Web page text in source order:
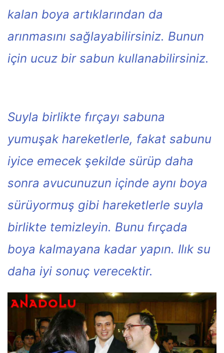
kalan boya artıklarından da
arınmasını sağlayabilirsiniz. Bunun
için ucuz bir sabun kullanabilirsiniz.
Suyla birlikte fırçayı sabuna
yumuşak hareketlerle, fakat sabunu
iyice emecek şekilde sürüp daha
sonra avucunuzun içinde aynı boya
sürüyormuş gibi hareketlerle suyla
birlikte temizleyin. Bunu fırçada
boya kalmayana kadar yapın. Ilık su
daha iyi sonuç verecektir.